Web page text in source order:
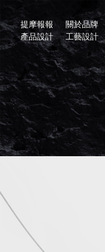
提摩報報 關於品牌
產品設計
工藝設計